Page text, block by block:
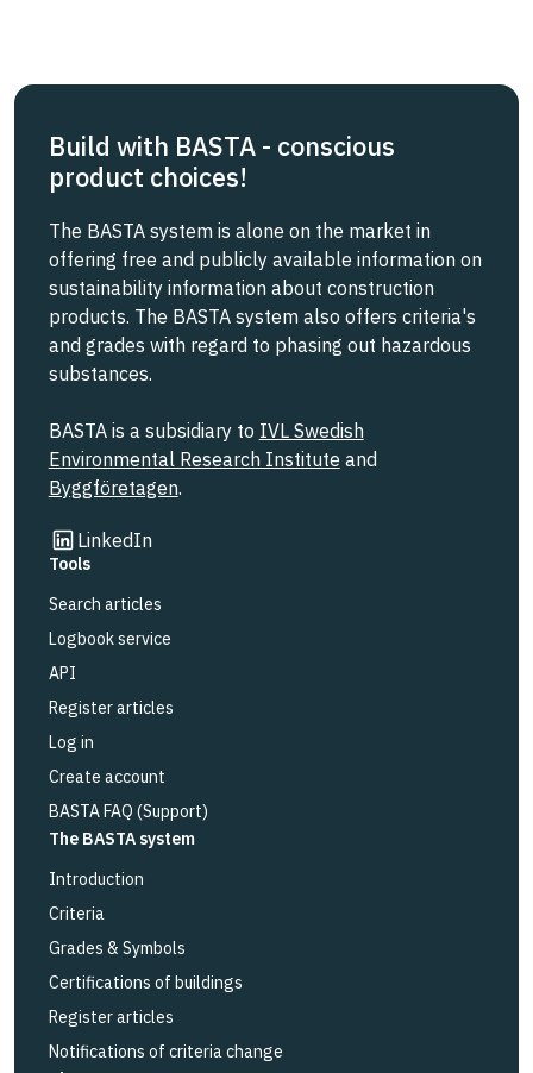
Build with BASTA - conscious
product choices!
The BASTA system is alone on the market in
offering free and publicly available information on
sustainability information about construction
products. The BASTA system also offers criteria's
and grades with regard to phasing out hazardous
substances.
BASTA is a subsidiary to IVL Swedish
Environmental Research Institute and
Byggföretagen.
LinkedIn
Link to other website
Tools
Search articles
Logbook service
API
Register articles
Log in
Create account
BASTA FAQ (Support)
The BASTA system
Introduction
Criteria
Grades & Symbols
Certifications of buildings
Register articles
Notifications of criteria change